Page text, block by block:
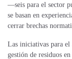
—seis para el sector
se basan en
cerrar brechas
Las iniciativas para
gestión de residuos